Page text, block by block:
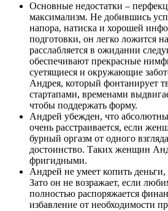
Основные недостатки –
максимализм. Не добившись
напора, натиска и хорошей
подготовки, он легко ложится
расслабляется в ожидании
обеспечивают прекрасные
суетящиеся и окружающие
Андрея, который фонтанирует
стартапами, временами
чтобы поддержать форму.
Андрей убежден, что
очень расстраивается, если
бурный оргазм от одного
достоинство. Таких женщин
фригидными.
Андрей не умеет копить
Зато он не возражает, если
полностью распоряжается
избавление от необходимости